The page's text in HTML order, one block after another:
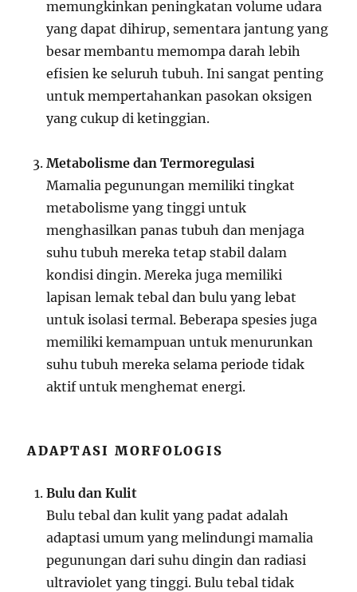
memungkinkan peningkatan volume udara
yang dapat dihirup, sementara jantung yang
besar membantu memompa darah lebih
efisien ke seluruh tubuh. Ini sangat penting
untuk mempertahankan pasokan oksigen
yang cukup di ketinggian.
Metabolisme dan Termoregulasi
Mamalia pegunungan memiliki tingkat
metabolisme yang tinggi untuk
menghasilkan panas tubuh dan menjaga
suhu tubuh mereka tetap stabil dalam
kondisi dingin. Mereka juga memiliki
lapisan lemak tebal dan bulu yang lebat
untuk isolasi termal. Beberapa spesies juga
memiliki kemampuan untuk menurunkan
suhu tubuh mereka selama periode tidak
aktif untuk menghemat energi.
ADAPTASI MORFOLOGIS
Bulu dan Kulit
Bulu tebal dan kulit yang padat adalah
adaptasi umum yang melindungi mamalia
pegunungan dari suhu dingin dan radiasi
ultraviolet yang tinggi. Bulu tebal tidak